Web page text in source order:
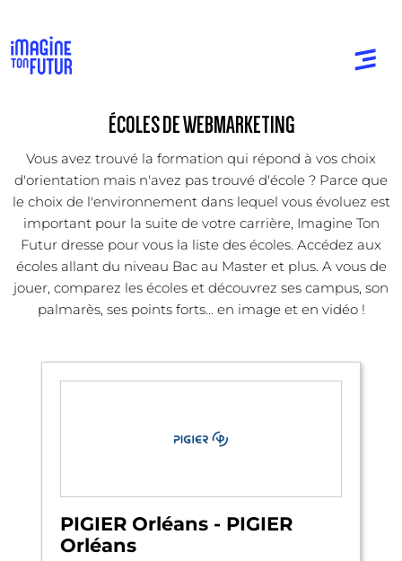
ÉCOLES DE WEBMARKETING
Vous avez trouvé la formation qui répond à vos choix
d'orientation mais n'avez pas trouvé d'école ? Parce que
le choix de l'environnement dans lequel vous évoluez est
important pour la suite de votre carrière, Imagine Ton
Futur dresse pour vous la liste des écoles. Accédez aux
écoles allant du niveau Bac au Master et plus. A vous de
jouer, comparez les écoles et découvrez ses campus, son
palmarès, ses points forts... en image et en vidéo !
PIGIER Orléans - PIGIER
Orléans